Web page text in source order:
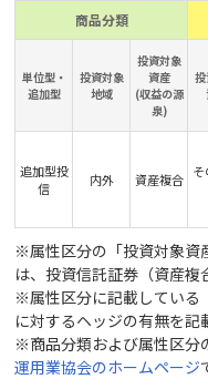
商品分類
単位型・
追加型
投資対象
地域
投資対象
資産
(収益の源
泉)
追加型投
信
内外 資産複合
※属性区分の「投資対象資
は、投資信託証券（資産複
※属性区分に記載している
に対するヘッジの有無を記
※商品分類および属性区分
運用業協会のホームページ